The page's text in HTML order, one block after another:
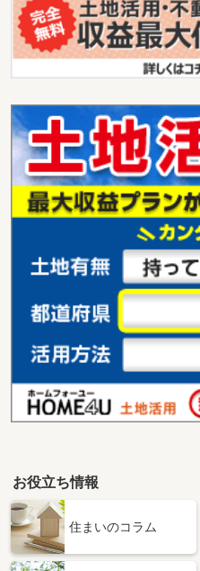
お役立ち情報
住まいのコラム